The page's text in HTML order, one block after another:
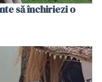
să închiriezi o